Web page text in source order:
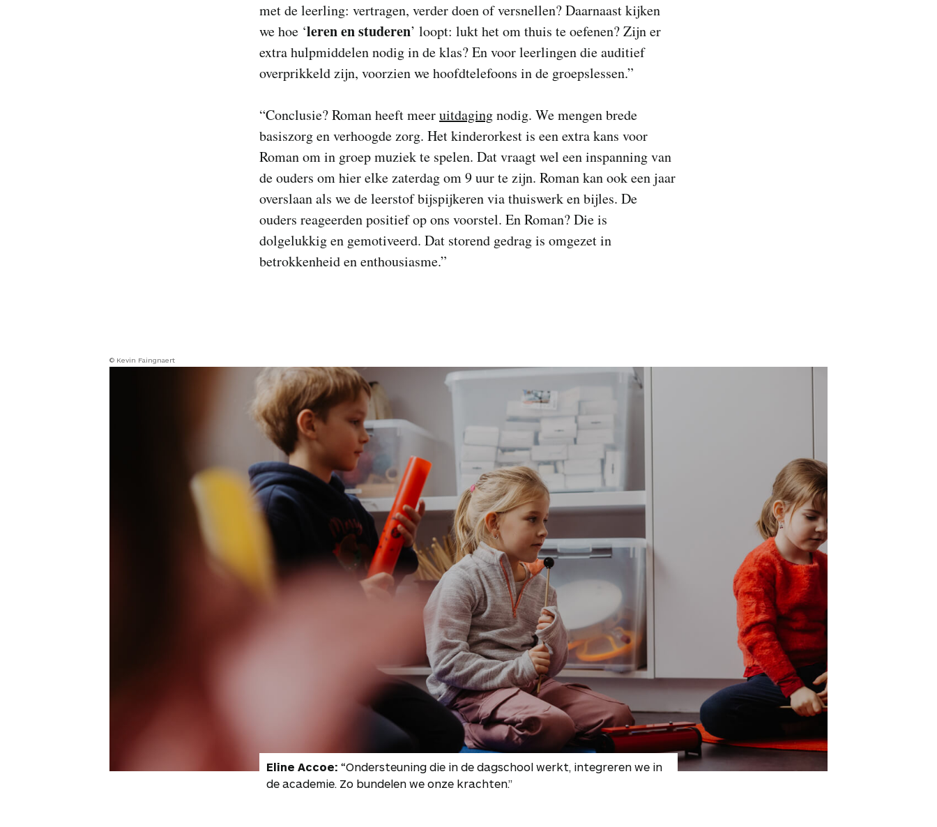
met de leerling: vertragen, verder doen of versnellen? Daarnaast kijken
we hoe ‘leren en studeren’ loopt: lukt het om thuis te oefenen? Zijn er
extra hulpmiddelen nodig in de klas? En voor leerlingen die auditief
overprikkeld zijn, voorzien we hoofdtelefoons in de groepslessen.”
“Conclusie? Roman heeft meeruitdagingnodig. We mengen brede
basiszorg en verhoogde zorg. Het kinderorkest is een extra kans voor
Roman om in groep muziek te spelen. Dat vraagt wel een inspanning van
de ouders om hier elke zaterdag om 9 uur te zijn. Roman kan ook een jaar
overslaan als we de leerstof bijspijkeren via thuiswerk en bijles. De
ouders reageerden positief op ons voorstel. En Roman? Die is
dolgelukkig en gemotiveerd. Dat storend gedrag is omgezet in
betrokkenheid en enthousiasme.”
© Kevin Faingnaert
Eline Accoe: “Ondersteuning die in de dagschool werkt, integreren we in
de academie. Zo bundelen we onze krachten.”